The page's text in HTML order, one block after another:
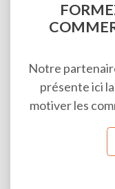
Notre
présente ici
motiver les